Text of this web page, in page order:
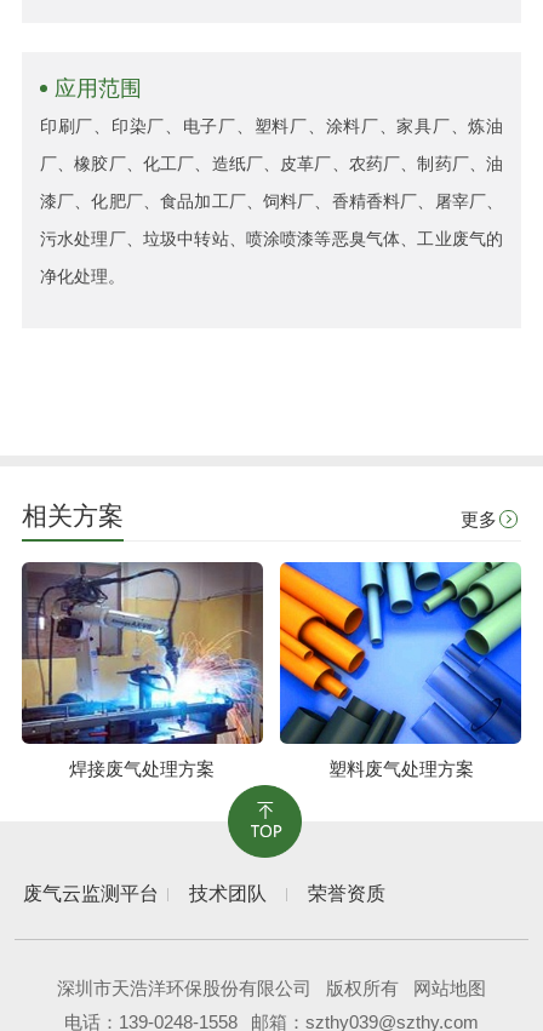
应用范围
印刷厂、印染厂、电子厂、塑料厂、涂料厂、家具厂、炼油
厂、橡胶厂、化工厂、造纸厂、皮革厂、农药厂、制药厂、油
漆厂、化肥厂、食品加工厂、饲料厂、香精香料厂、屠宰厂、
污水处理厂、垃圾中转站、喷涂喷漆等恶臭气体、工业废气的
净化处理。
相关方案 更多
焊接废气处理方案 塑料废气处理方案
废气云监测平台 技术团队 荣誉资质
深圳市天浩洋环保股份有限公司 版权所有
网站地图
电话： 139-0248-1558 邮箱：szthy039@szthy.com